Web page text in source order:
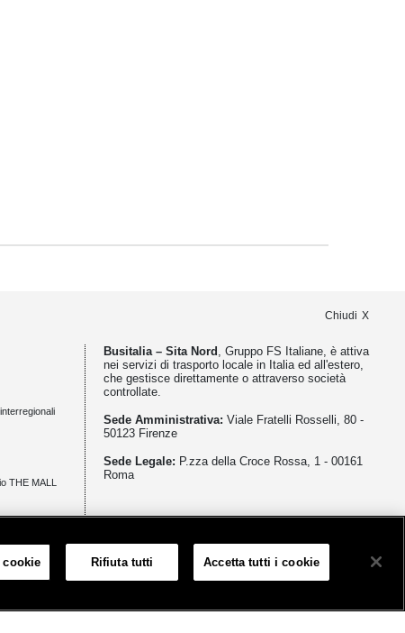
Chiudi
THE MALL
Busitalia – Sita Nord , Gruppo FS Italiane, è attiva
nei servizi di trasporto locale in Italia ed all'estero,
che gestisce direttamente o attraverso società
controllate.
Sede Amministrativa: Viale Fratelli Rosselli, 80 -
50123 Firenze
Sede Legale: P.zza della Croce Rossa, 1 - 00161
Roma
cookie Rifiuta tutti Accetta tutti i cookie